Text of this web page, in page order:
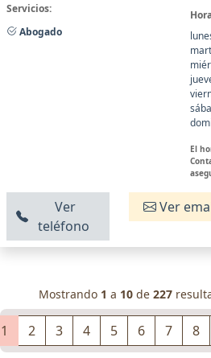
Servicios:
Abogado
El
Ver
teléfono
Ver
Mostrando 1 a 10 de 227
1 2 3 4 5 6 7 8